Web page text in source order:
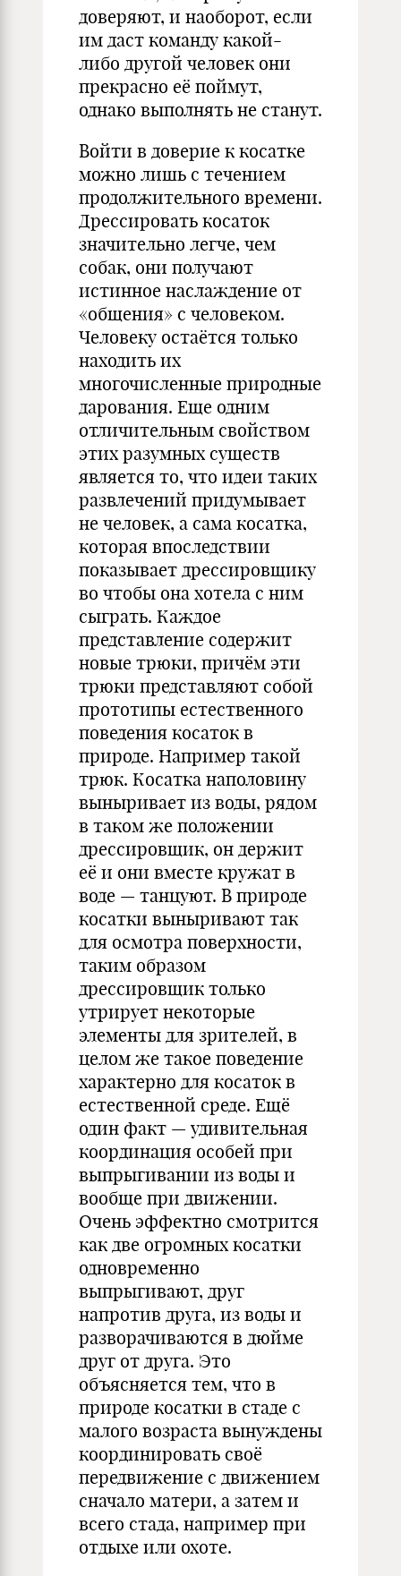
доверяют, и наоборот, если
им даст команду какой-
либо другой человек они
прекрасно её поймут,
однако выполнять не станут.
Войти в доверие к косатке
можно лишь с течением
продолжительного времени.
Дрессировать косаток
значительно легче, чем
собак, они получают
истинное наслаждение от
«общения» с человеком.
Человеку остаётся только
находить их
многочисленные природные
дарования. Еще одним
отличительным свойством
этих разумных существ
является то, что идеи таких
развлечений придумывает
не человек, а сама косатка,
которая впоследствии
показывает дрессировщику
во чтобы она хотела с ним
сыграть. Каждое
представление содержит
новые трюки, причём эти
трюки представляют собой
прототипы естественного
поведения косаток в
природе. Например такой
трюк. Косатка наполовину
выныривает из воды, рядом
в таком же положении
дрессировщик, он держит
её и они вместе кружат в
воде — танцуют. В природе
косатки выныривают так
для осмотра поверхности,
таким образом
дрессировщик только
утрирует некоторые
элементы для зрителей, в
целом же такое поведение
характерно для косаток в
естественной среде. Ещё
один факт — удивительная
координация особей при
выпрыгивании из воды и
вообще при движении.
Очень эффектно смотрится
как две огромных косатки
одновременно
выпрыгивают, друг
напротив друга, из воды и
разворачиваются в дюйме
друг от друга. Это
объясняется тем, что в
природе косатки в стаде с
малого возраста вынуждены
координировать своё
передвижение с движением
сначало матери, а затем и
всего стада, например при
отдыхе или охоте.